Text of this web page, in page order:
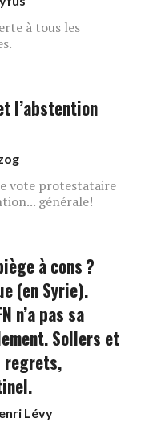
à tous les
l’abstention
vote protestataire
générale!
à cons ?
(en Syrie).
n’a pas sa
Sollers et
regrets,
Lévy